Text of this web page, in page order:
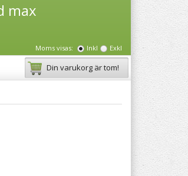
max
Moms visas: Inkl Exkl
Din varukorg är tom!